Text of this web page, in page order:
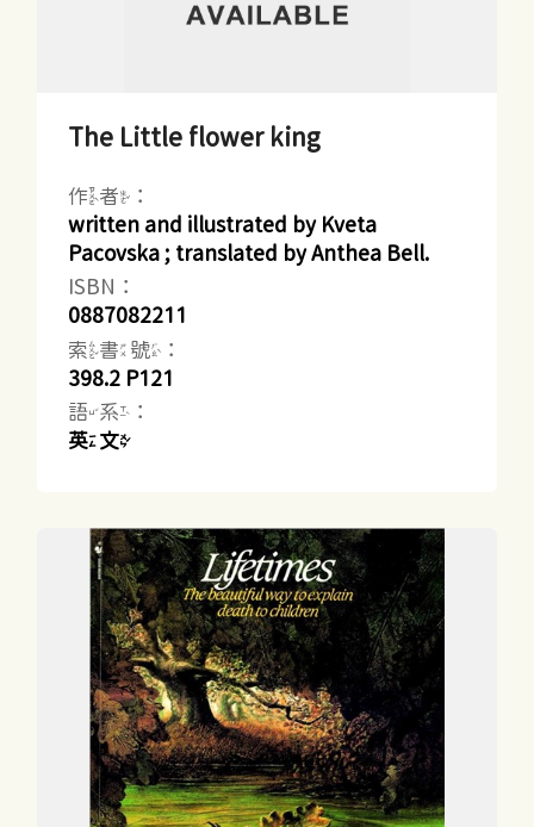
The Little flower king
作者：
written and illustrated by Kveta
Pacovska ; translated by Anthea Bell.
ISBN：
0887082211
索書號：
398.2 P121
語系：
英文